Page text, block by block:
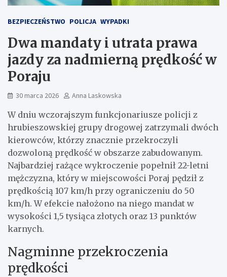
BEZPIECZEŃSTWO POLICJA WYPADKI
Dwa mandaty i utrata prawa
jazdy za nadmierną prędkość w
Poraju
30 marca 2026 Anna Laskowska
W dniu wczorajszym funkcjonariusze policji z
hrubieszowskiej grupy drogowej zatrzymali dwóch
kierowców, którzy znacznie przekroczyli
dozwoloną prędkość w obszarze zabudowanym.
Najbardziej rażące wykroczenie popełnił 22-letni
mężczyzna, który w miejscowości Poraj pędził z
prędkością 107 km/h przy ograniczeniu do 50
km/h. W efekcie nałożono na niego mandat w
wysokości 1,5 tysiąca złotych oraz 13 punktów
karnych.
Nagminne przekroczenia
prędkości